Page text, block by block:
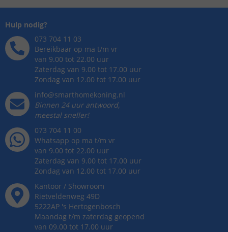
Hulp nodig?
073 704 11 03
Bereikbaar op ma t/m vr
van 9.00 tot 22.00 uur
Zaterdag van 9.00 tot 17.00 uur
Zondag van 12.00 tot 17.00 uur
info@smarthomekoning.nl
Binnen 24 uur antwoord,
meestal sneller!
073 704 11 00
Whatsapp op ma t/m vr
van 9.00 tot 22.00 uur
Zaterdag van 9.00 tot 17.00 uur
Zondag van 12.00 tot 17.00 uur
Kantoor / Showroom
Rietveldenweg 49D
5222AP 's Hertogenbosch
Maandag t/m zaterdag geopend
van 09.00 tot 17.00 uur